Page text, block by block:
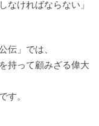
なければならない」
伝」では、
持って顧みざる偉大
す。